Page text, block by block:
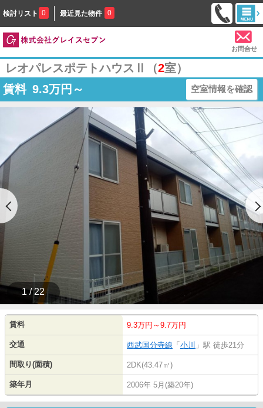
検討リスト 0 最近見た物件 0
お問合せ
レオパレスポテトハウスⅡ（2室）
賃料 9.3万円～ 空室情報を確認
1 / 22
賃料 9.3万円～9.7万円
交通 西武国分寺線 「 小川 」駅 徒歩21分
間取り(面積) 2DK(43.47㎡)
築年月 2006年 5月(築20年)